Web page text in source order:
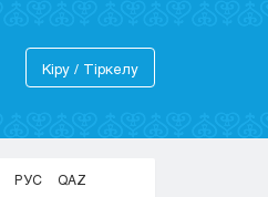
Кіру / Тіркелу
РУС QAZ